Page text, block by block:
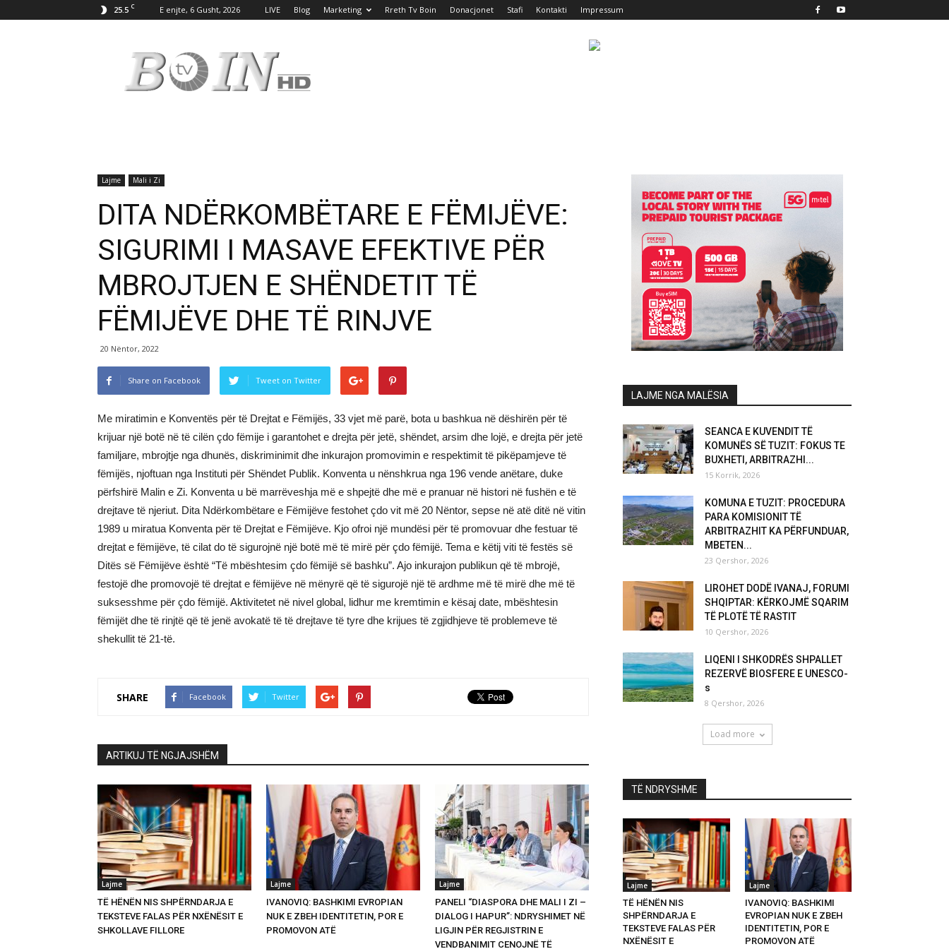
25.5 C E enjte, 6 Gusht, 2026 LIVE Blog Marketing Rreth Tv Boin Donacjonet Stafi Kontakti Impressum
Boin
Lajme Mali i Zi
DITA NDËRKOMBËTARE E FËMIJËVE:
SIGURIMI I MASAVE EFEKTIVE PËR
MBROJTJEN E SHËNDETIT TË
FËMIJËVE DHE TË RINJVE
20 Nëntor, 2022
Share on Facebook Tweet on Twitter
Me miratimin e Konventës për të Drejtat e Fëmijës, 33 vjet më parë, bota u bashkua në dëshirën për të
krijuar një botë në të cilën çdo fëmije i garantohet e drejta për jetë, shëndet, arsim dhe lojë, e drejta për jetë
familjare, mbrojtje nga dhunës, diskriminimit dhe inkurajon promovimin e respektimit të pikëpamjeve të
fëmijës, njoftuan nga Instituti për Shëndet Publik. Konventa u nënshkrua nga 196 vende anëtare, duke
përfshirë Malin e Zi. Konventa u bë marrëveshja më e shpejtë dhe më e pranuar në histori në fushën e të
drejtave të njeriut. Dita Ndërkombëtare e Fëmijëve festohet çdo vit më 20 Nëntor, sepse në atë ditë në vitin
1989 u miratua Konventa për të Drejtat e Fëmijëve. Kjo ofroi një mundësi për të promovuar dhe festuar të
drejtat e fëmijëve, të cilat do të sigurojnë një botë më të mirë për çdo fëmijë. Tema e këtij viti të festës së
Ditës së Fëmijëve është “Të mbështesim çdo fëmijë së bashku”. Ajo inkurajon publikun që të mbrojë,
festojë dhe promovojë të drejtat e fëmijëve në mënyrë që të sigurojë një të ardhme më të mirë dhe më të
suksesshme për çdo fëmijë. Aktivitetet në nivel global, lidhur me kremtimin e kësaj date, mbështesin
fëmijët dhe të rinjtë që të jenë avokatë të të drejtave të tyre dhe krijues të zgjidhjeve të problemeve të
shekullit të 21-të.
SHARE Facebook Twitter
ARTIKUJ TË NGJAJSHËM
Lajme
TË HËNËN NIS SHPËRNDARJA E
TEKSTEVE FALAS PËR NXËNËSIT E
SHKOLLAVE FILLORE
Lajme
IVANOVIQ: BASHKIMI EVROPIAN
NUK E ZBEH IDENTITETIN, POR E
PROMOVON ATË
Lajme
PANELI “DIASPORA DHE MALI I ZI –
DIALOG I HAPUR”: NDRYSHIMET NË
LIGJIN PËR REGJISTRIN E
VENDBANIMIT CENOJNË TË
LAJME NGA MALËSIA
SEANCA E KUVENDIT TË
KOMUNËS SË TUZIT: FOKUS TE
BUXHETI, ARBITRAZHI...
15 Korrik, 2026
KOMUNA E TUZIT: PROCEDURA
PARA KOMISIONIT TË
ARBITRAZHIT KA PËRFUNDUAR,
MBETEN...
23 Qershor, 2026
LIROHET DODË IVANAJ, FORUMI
SHQIPTAR: KËRKOJMË SQARIM
TË PLOTË TË RASTIT
10 Qershor, 2026
LIQENI I SHKODRËS SHPALLET
REZERVË BIOSFERE E UNESCO-
s
8 Qershor, 2026
Load more
TË NDRYSHME
Lajme
TË HËNËN NIS
SHPËRNDARJA E
TEKSTEVE FALAS PËR
NXËNËSIT E
Lajme
IVANOVIQ: BASHKIMI
EVROPIAN NUK E ZBEH
IDENTITETIN, POR E
PROMOVON ATË